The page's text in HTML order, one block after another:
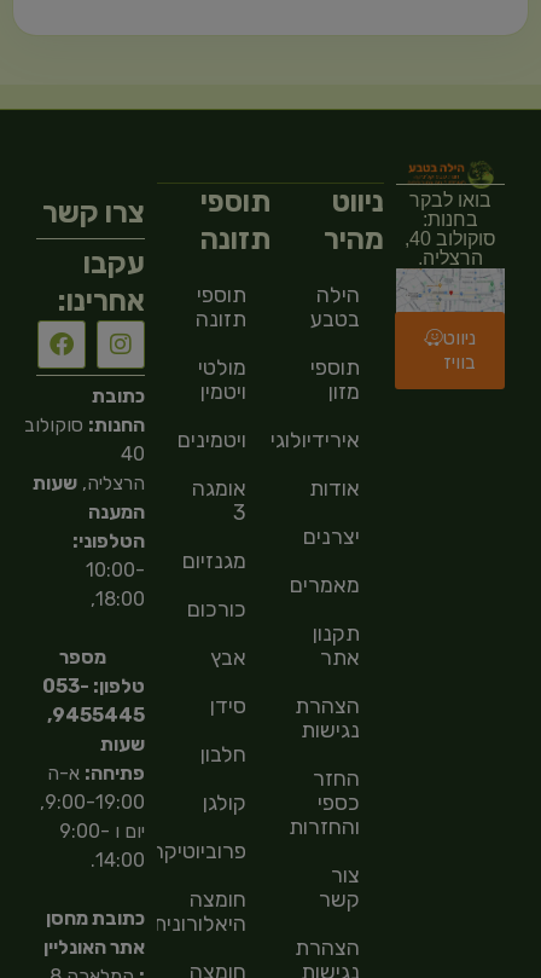
בואו לבקר
בחנות:
סוקולוב 40,
הרצליה.
ניווט
בוויז
ניווט
מהיר
הילה
בטבע
תוספי
מזון
אירידיולוגיה
אודות
יצרנים
מאמרים
תקנון
אתר
הצהרת
נגישות
החזר
כספי
והחזרות
צור
קשר
הצהרת
נגישות
תוספי
תזונה
תוספי
תזונה
מולטי
ויטמין
ויטמינים
אומגה
3
מגנזיום
כורכום
אבץ
סידן
חלבון
קולגן
פרוביוטיקה
חומצה
היאלורונית
חומצה
צרו קשר
עקבו
אחרינו:
כתובת
החנות: סוקולוב
40
הרצליה,שעות
המענה
הטלפוני:
10:00-
18:00,
מספר
טלפון: 053-
9455445,
שעות
פתיחה: א-ה
9:00-19:00,
יום ו 9:00-
14:00.
כתובת מחסן
אתר האונליין